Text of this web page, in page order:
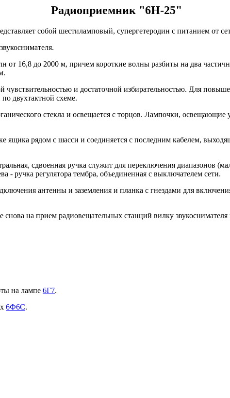
Радиоприемник "6Н-25"
собой шестиламповый, супергетеродин с питанием от
от 16,8 до 2000 м, причем короткие волны разбиты на два
чувствительностью и достаточной избирательностью. Для
двухтактной схеме.
стекла и освещается с торцов. Лампочки, освещающие
ящика рядом с шасси и соединяется с последним кабелем,
сдвоенная ручка служит для переключения диапазонов
- ручка регулятора тембра, объединенная с выключателем сети.
антенны и заземления и планка с гнездами для
на прием радиовещательных станций вилку
на лампе 6Г7.
6Ф6С.